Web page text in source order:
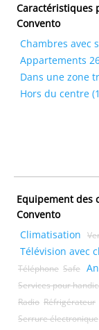
Caractéristiques
Convento
Chambres avec
Appartements
Dans une zone
Hors du centre
Equipement des
Convento
Climatisation
Télévision avec
Téléphone Safe
Services pour
Radio Réfrigérateur
Serrure électronique